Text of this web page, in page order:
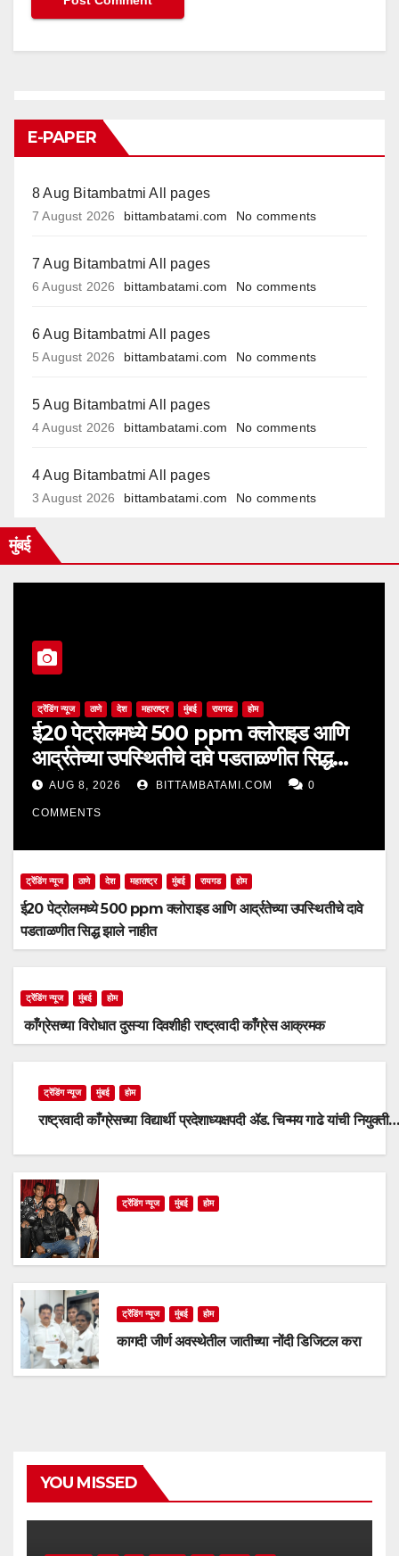
E-PAPER
8 Aug Bitambatmi All pages
7 August 2026 bittambatami.com No comments
7 Aug Bitambatmi All pages
6 August 2026 bittambatami.com No comments
6 Aug Bitambatmi All pages
5 August 2026 bittambatami.com No comments
5 Aug Bitambatmi All pages
4 August 2026 bittambatami.com No comments
4 Aug Bitambatmi All pages
3 August 2026 bittambatami.com No comments
मुंबई
ट्रेंडिंग न्यूज ठाणे देश महाराष्ट्र मुंबई रायगड होम
ई20 पेट्रोलमध्ये 500 ppm क्लोराइड आणि
आर्द्रतेच्या उपस्थितीचे दावे पडताळणीत सिद्ध
झाले नाहीत
AUG 8, 2026 BITTAMBATAMI.COM 0
COMMENTS
ट्रेंडिंग न्यूज ठाणे देश महाराष्ट्र मुंबई रायगड होम
ई20 पेट्रोलमध्ये 500 ppm क्लोराइड आणि आर्द्रतेच्या उपस्थितीचे दावे
पडताळणीत सिद्ध झाले नाहीत
ट्रेंडिंग न्यूज मुंबई होम
काँग्रेसच्या विरोधात दुसऱ्या दिवशीही राष्ट्रवादी काँग्रेस आक्रमक
ट्रेंडिंग न्यूज मुंबई होम
राष्ट्रवादी काँग्रेसच्या विद्यार्थी प्रदेशाध्यक्षपदी ॲड. चिन्मय गाढे यांची नियुक्ती…
ट्रेंडिंग न्यूज मुंबई होम
ट्रेंडिंग न्यूज मुंबई होम
कागदी जीर्ण अवस्थेतील जातीच्या नोंदी डिजिटल करा
YOU MISSED